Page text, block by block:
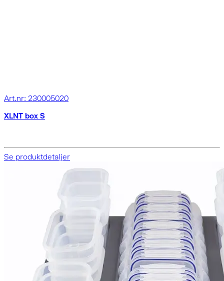
Art.nr: 230005020
XLNT box S
Se produktdetaljer